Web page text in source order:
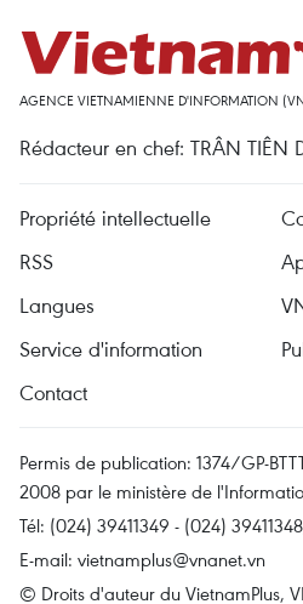
AGENCE VIETNAMIENNE D'INFORMATION
Rédacteur en chef: TRÂN TIÊN
Propriété intellectuelle
RSS
Langues
Service d'information
Contact
Permis de publication: 1374/GP-
2008 par le ministère de
Tél: (024) 39411349 - (024)
E-mail: vietnamplus@vnanet.vn
© Droits d'auteur du VietnamPlus,